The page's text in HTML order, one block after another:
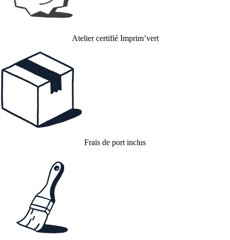
Atelier certifié Imprim’vert
Frais de port inclus